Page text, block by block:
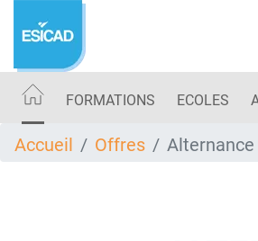
contenu
FORMATIONS ECOLES
Accueil Offres